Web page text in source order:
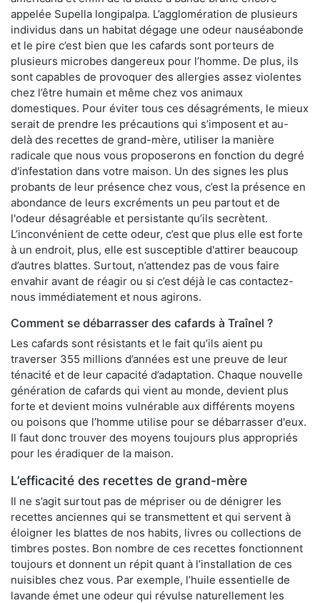
appelée Supella longipalpa. L’agglomération de plusieurs
individus dans un habitat dégage une odeur nauséabonde
et le pire c’est bien que les cafards sont porteurs de
plusieurs microbes dangereux pour l’homme. De plus, ils
sont capables de provoquer des allergies assez violentes
chez l’être humain et même chez vos animaux
domestiques. Pour éviter tous ces désagréments, le mieux
serait de prendre les précautions qui s’imposent et au-
delà des recettes de grand-mère, utiliser la manière
radicale que nous vous proposerons en fonction du degré
d'infestation dans votre maison. Un des signes les plus
probants de leur présence chez vous, c’est la présence en
abondance de leurs excréments un peu partout et de
l'odeur désagréable et persistante qu’ils secrètent.
L’inconvénient de cette odeur, c’est que plus elle est forte
à un endroit, plus, elle est susceptible d'attirer beaucoup
d’autres blattes. Surtout, n’attendez pas de vous faire
envahir avant de réagir ou si c’est déjà le cas contactez-
nous immédiatement et nous agirons.
Comment se débarrasser des cafards à Traînel ?
Les cafards sont résistants et le fait qu’ils aient pu
traverser 355 millions d’années est une preuve de leur
ténacité et de leur capacité d’adaptation. Chaque nouvelle
génération de cafards qui vient au monde, devient plus
forte et devient moins vulnérable aux différents moyens
ou poisons que l’homme utilise pour se débarrasser d'eux.
Il faut donc trouver des moyens toujours plus appropriés
pour les éradiquer de la maison.
L’efficacité des recettes de grand-mère
Il ne s’agit surtout pas de mépriser ou de dénigrer les
recettes anciennes qui se transmettent et qui servent à
éloigner les blattes de nos habits, livres ou collections de
timbres postes. Bon nombre de ces recettes fonctionnent
toujours et donnent un répit quant à l’installation de ces
nuisibles chez vous. Par exemple, l’huile essentielle de
lavande émet une odeur qui révulse naturellement les